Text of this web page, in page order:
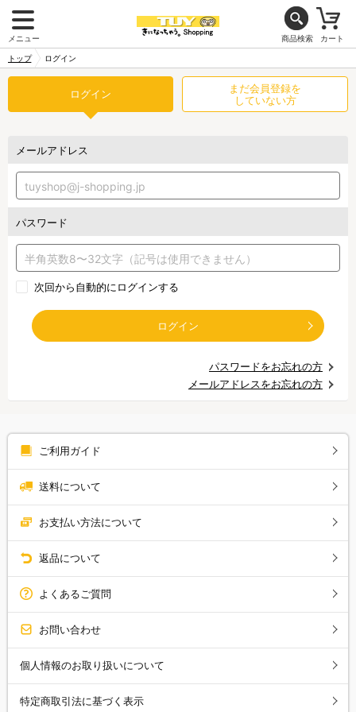
メニュー 商品検索 カート
トップ ログイン
ログイン
まだ会員登録を
していない方
メールアドレス
パスワード
次回から自動的にログインする
ログイン
パスワードをお忘れの方
メールアドレスをお忘れの方
ご利用ガイド
送料について
お支払い方法について
返品について
よくあるご質問
お問い合わせ
個人情報のお取り扱いについて
特定商取引法に基づく表示